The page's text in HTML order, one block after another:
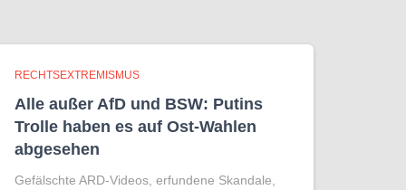
RECHTSEXTREMISMUS
Alle außer AfD und BSW: Putins
Trolle haben es auf Ost-Wahlen
abgesehen
Gefälschte ARD-Videos, erfundene Skandale,